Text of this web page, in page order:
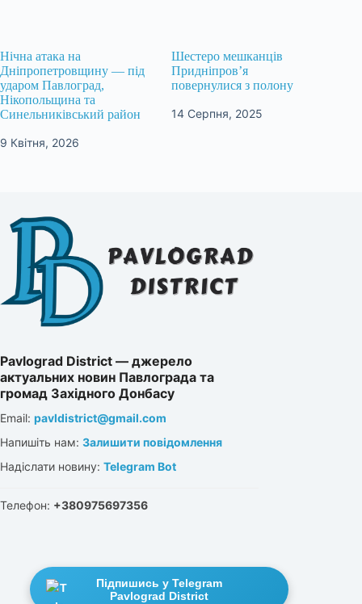
Нічна атака на
Дніпропетровщину — під
ударом Павлоград,
Нікопольщина та
Синельниківський район
9 Квітня, 2026
Шестеро мешканців
Придніпров’я
повернулися з полону
14 Серпня, 2025
Pavlograd District — джерело
актуальних новин Павлограда та
громад Західного Донбасу
Email: pavldistrict@gmail.com
Напишіть нам: Залишити повідомлення
Надіслати новину: Telegram Bot
Телефон: +380975697356
Підпишись у Telegram
Pavlograd District